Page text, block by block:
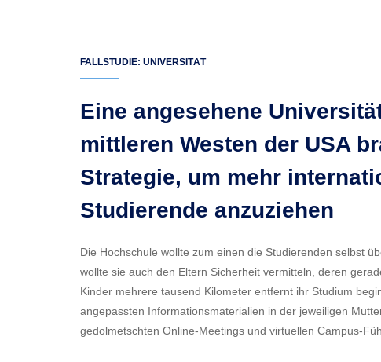
FALLSTUDIE: UNIVERSITÄT
Eine angesehene
mittleren Westen der USA
Strategie, um mehr
Studierende anzuziehen
Die Hochschule wollte zum einen die Studierenden selbst
wollte sie auch den Eltern Sicherheit vermitteln, deren
Kinder mehrere tausend Kilometer entfernt ihr Studium
angepassten Informationsmaterialien in der jeweiligen
gedolmetschten Online-Meetings und virtuellen Campus-